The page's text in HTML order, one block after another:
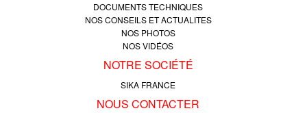
DOCUMENTS TECHNIQUES
NOS CONSEILS ET ACTUALITES
NOS PHOTOS
NOS VIDÉOS
NOTRE SOCIÉTÉ
SIKA FRANCE
NOUS CONTACTER